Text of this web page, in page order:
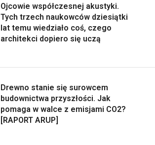
Ojcowie współczesnej akustyki.
Tych trzech naukowców dziesiątki
lat temu wiedziało coś, czego
architekci dopiero się uczą
Drewno stanie się surowcem
budownictwa przyszłości. Jak
pomaga w walce z emisjami CO2?
[RAPORT ARUP]